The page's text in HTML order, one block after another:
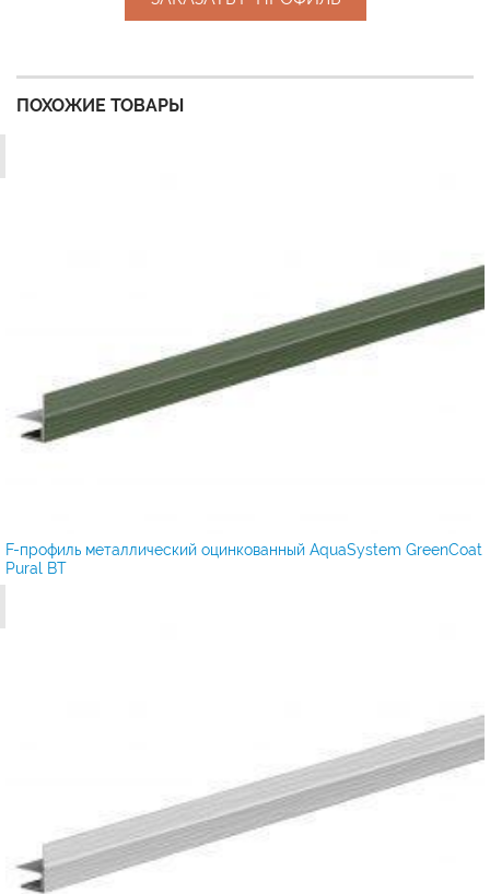
ПОХОЖИЕ ТОВАРЫ
F-профиль металлический оцинкованный AquaSystem GreenCoat
Pural BT